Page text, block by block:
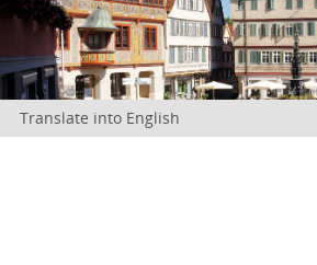
Translate into English